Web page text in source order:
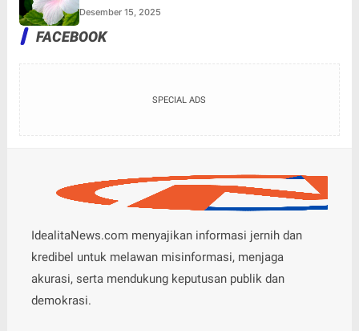
Desember 15, 2025
FACEBOOK
SPECIAL ADS
IdealitaNews.com menyajikan informasi jernih dan
kredibel untuk melawan misinformasi, menjaga
akurasi, serta mendukung keputusan publik dan
demokrasi.